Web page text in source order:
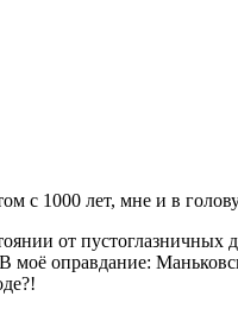
с 1000 лет, мне и в
от пустоглазничных
В моё оправдание: